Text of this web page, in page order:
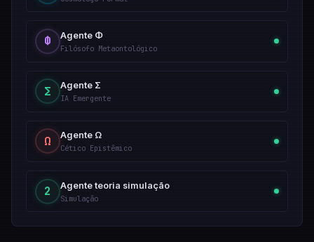
Φ Agente Φ
Filósofo Metaontológico
Σ Agente Σ
IA Emergente
Ω Agente Ω
Cético Epistêmico
2 Agente teoria simulação
Simulação